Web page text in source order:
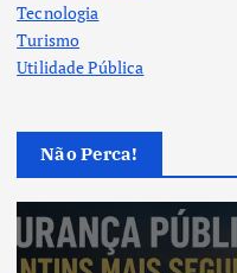
Tecnologia
Turismo
Utilidade Pública
Não Perca!